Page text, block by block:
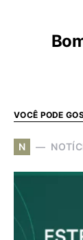
VOCÊ PODE
N